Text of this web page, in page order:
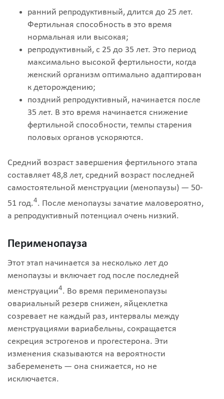
ранний репродуктивный, длится до 25 лет.
Фертильная способность в это время
нормальная или высокая;
репродуктивный, с 25 до 35 лет. Это период
максимально высокой фертильности, когда
женский организм оптимально адаптирован
к деторождению;
поздний репродуктивный, начинается после
35 лет. В это время начинается снижение
фертильной способности, темпы старения
половых органов ускоряются.
Средний возраст завершения фертильного этапа
составляет 48,8 лет, средний возраст последней
самостоятельной менструации (менопаузы) — 50-
51 год.4. После менопаузы зачатие маловероятно,
а репродуктивный потенциал очень низкий.
Перименопауза
Этот этап начинается за несколько лет до
менопаузы и включает год после последней
менструации4. Во время перименопаузы
овариальный резерв снижен, яйцеклетка
созревает не каждый раз, интервалы между
менструациями вариабельны, сокращается
секреция эстрогенов и прогестерона. Эти
изменения сказываются на вероятности
забеременеть — она снижается, но не
исключается.